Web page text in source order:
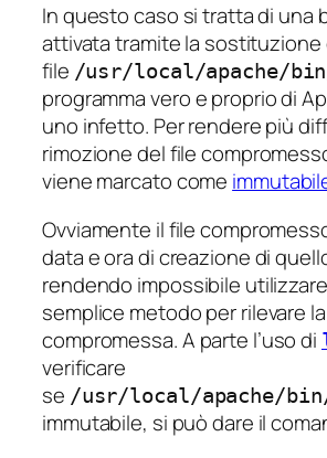
In questo caso si tratta di una
attivata tramite la sostituzione
file /usr/local/apache/
programma vero e proprio di
uno infetto. Per rendere più
rimozione del file
viene marcato come
Ovviamente il file
data e ora di creazione di
rendendo impossibile
semplice metodo per rilevare
compromessa. A parte l’uso di
verificare
se /usr/local/apache/
immutabile, si può dare il